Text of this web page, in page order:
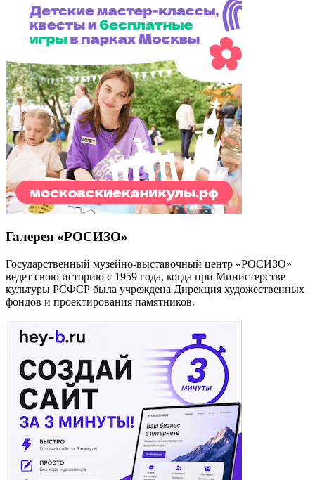
Галерея «РОСИЗО»
Государственный музейно-выставочный центр «РОСИЗО»
ведет свою историю с 1959 года, когда при Министерстве
культуры РСФСР была учреждена Дирекция художественных
фондов и проектирования памятников.